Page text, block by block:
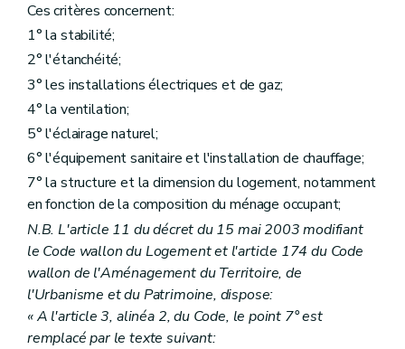
Ces critères concernent:
1° la stabilité;
2° l'étanchéité;
3° les installations électriques et de gaz;
4° la ventilation;
5° l'éclairage naturel;
6° l'équipement sanitaire et l'installation de chauffage;
7° la structure et la dimension du logement, notamment
en fonction de la composition du ménage occupant;
N.B. L'article 11 du décret du 15 mai 2003 modifiant
le Code wallon du Logement et l'article 174 du Code
wallon de l'Aménagement du Territoire, de
l'Urbanisme et du Patrimoine, dispose:
« A l'article 3, alinéa 2, du Code, le point 7° est
remplacé par le texte suivant: